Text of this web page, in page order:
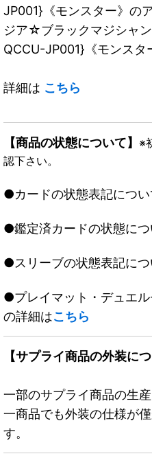
JP001}《モンスター》の
ジア☆ブラックマジシャ
QCCU-JP001}《モンスタ
詳細は こちら
【商品の状態について】 ※
認下さい。
●カードの状態表記につ
●鑑定済カードの状態に
●スリーブの状態表記に
●プレイマット・デュエ
の詳細はこちら
【サプライ商品の外装につ
一部のサプライ商品の生
一商品でも外装の仕様が
す。